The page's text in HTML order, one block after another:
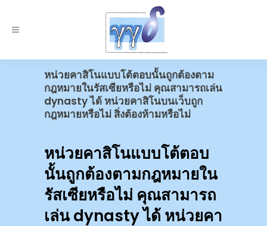
หน่วยคาสิโนแบบโต้ตอบนั้นถูกต้องตาม
กฎหมายในรัสเซียหรือไม่ คุณสามารถเล่น
dynasty ได้ หน่วยคาสิโนบนเว็บถูก
กฎหมายหรือไม่ สิ่งต้องห้ามหรือไม่
หน่วยคาสิโนแบบโต้ตอบ
นั้นถูกต้องตามกฎหมายใน
รัสเซียหรือไม่ คุณสามารถ
เล่น dynasty ได้ หน่วยคา